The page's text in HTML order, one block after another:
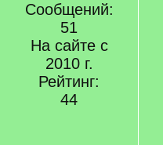
Сообщений:
51
На сайте с
2010 г.
Рейтинг:
44